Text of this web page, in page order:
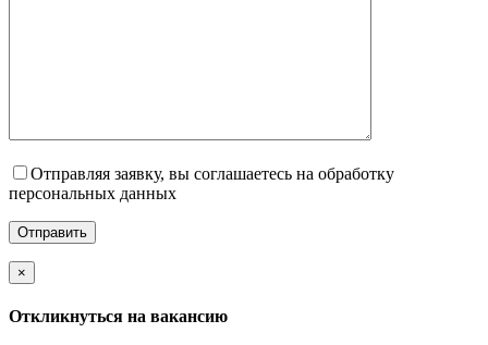
Отправляя заявку, вы соглашаетесь на обработку
персональных данных
×
Откликнуться на вакансию